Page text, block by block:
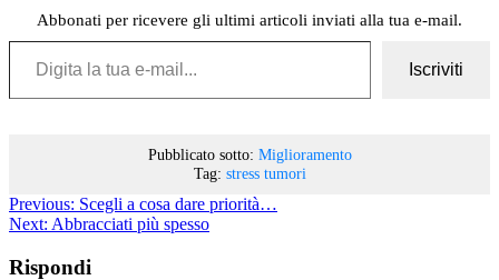
Abbonati per ricevere gli ultimi articoli inviati alla tua e-mail.
Digita la tua e-mail...
Iscriviti
Pubblicato sotto: Miglioramento
Tag: stress tumori
Previous: Scegli a cosa dare priorità…
Next: Abbracciati più spesso
Rispondi